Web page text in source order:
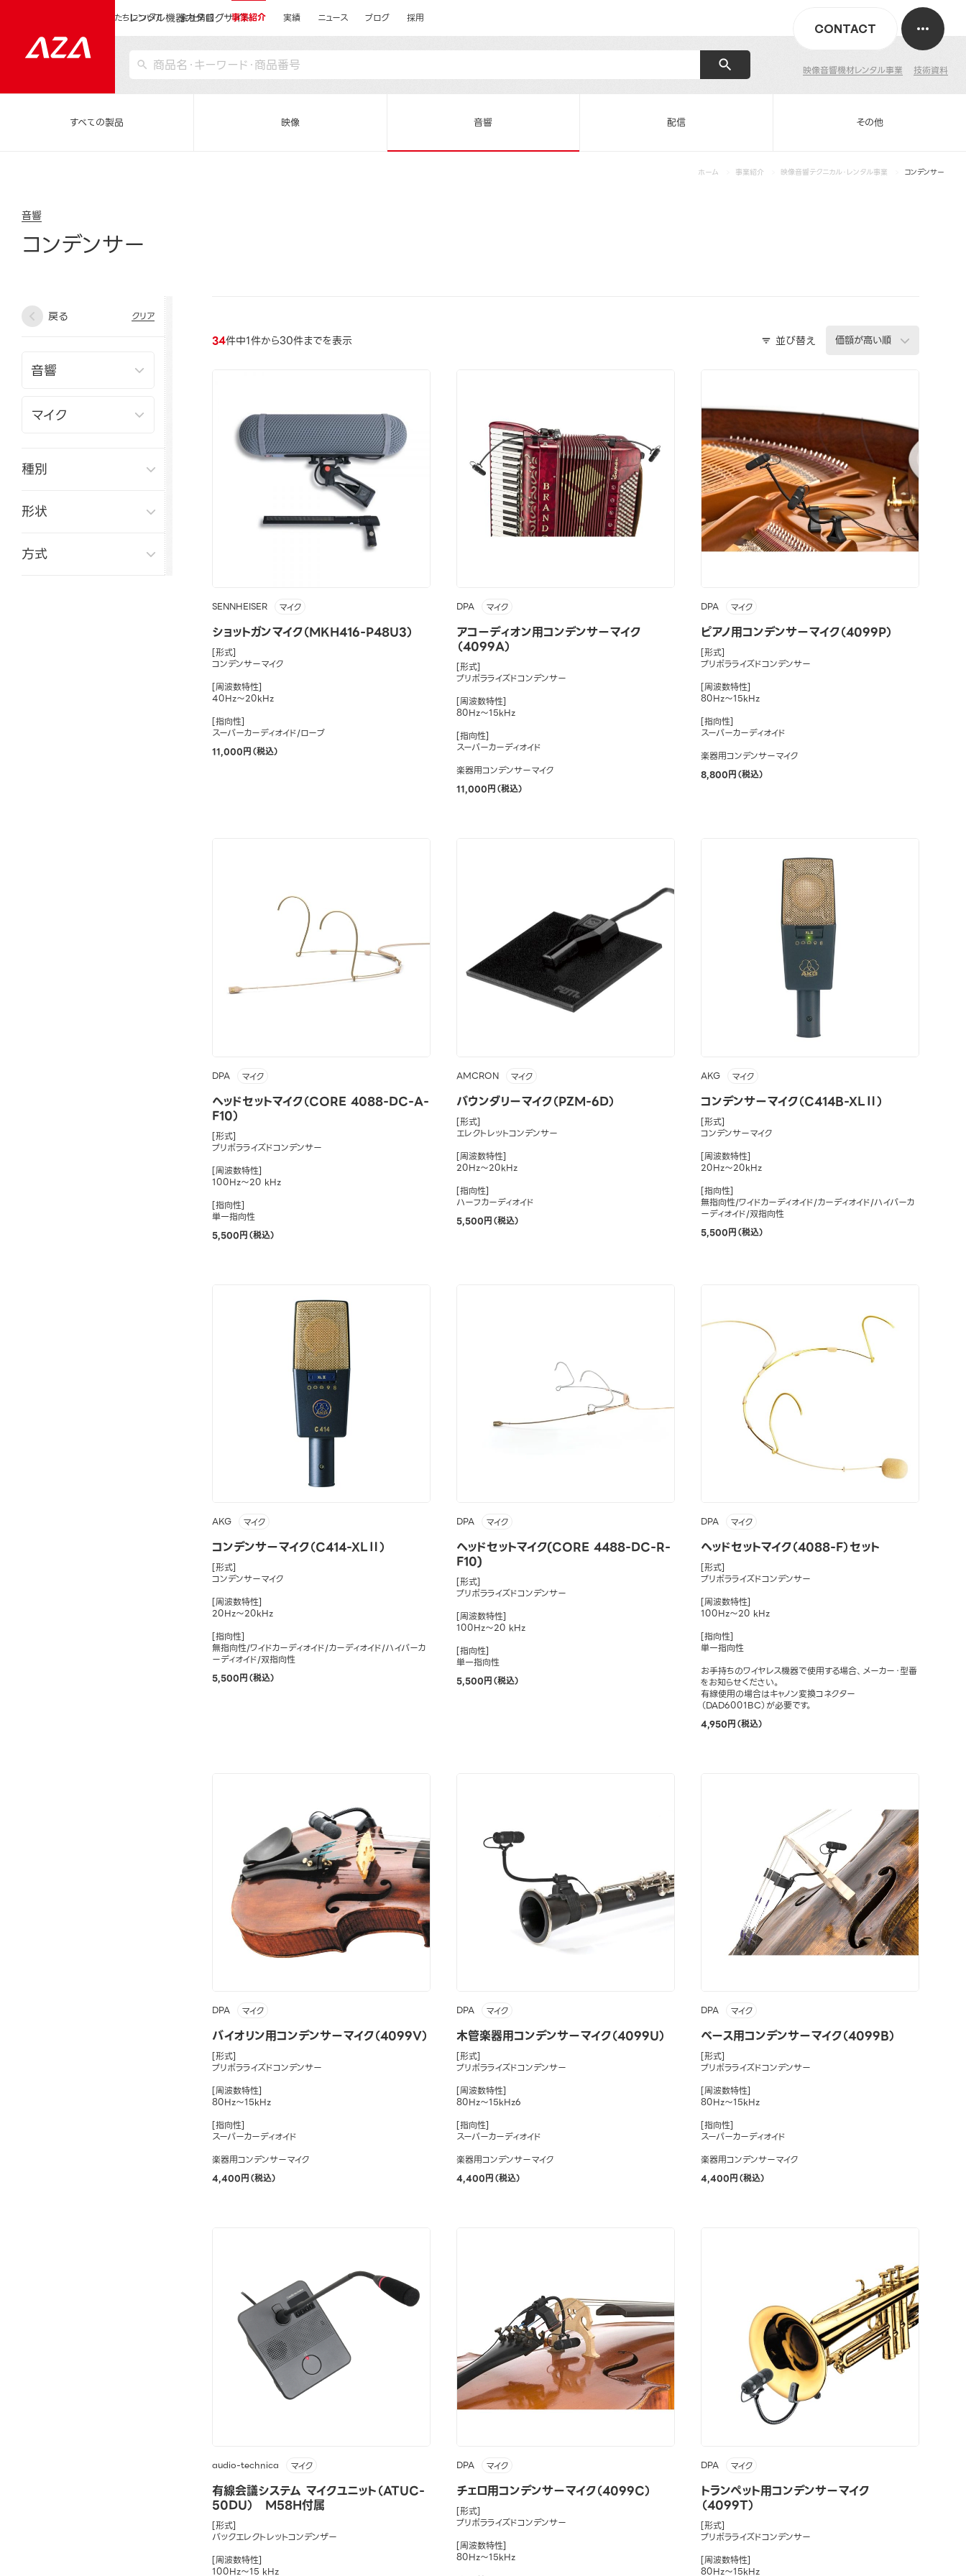
レンタル機器カタログサイト
映像音響機材レンタル事業 技術資料
CONTACT
私たちについて 会社情報 事業紹介 実績 ニュース ブログ 採用
すべての製品 映像 音響 配信 その他
ホーム 事業紹介 映像音響テクニカル・レンタル事業 コンデンサー
音響
コンデンサー
戻る クリア
種別
形状
方式
34件中1件から30件までを表示 並び替え
SENNHEISER マイク
ショットガンマイク（MKH416-P48U3）
[形式]
コンデンサーマイク
[周波数特性]
40Hz～20kHz
[指向性]
スーパーカーディオイド/ローブ
11,000円（税込）
DPA マイク
アコーディオン用コンデンサーマイク
（4099A）
[形式]
プリポラライズドコンデンサー
[周波数特性]
80Hz～15kHz
[指向性]
スーパーカーディオイド
楽器用コンデンサーマイク
11,000円（税込）
DPA マイク
ピアノ用コンデンサーマイク（4099P）
[形式]
プリポラライズドコンデンサー
[周波数特性]
80Hz～15kHz
[指向性]
スーパーカーディオイド
楽器用コンデンサーマイク
8,800円（税込）
DPA マイク
ヘッドセットマイク（CORE 4088-DC-A-
F10）
[形式]
プリポラライズドコンデンサー
[周波数特性]
100Hz～20 kHz
[指向性]
単一指向性
5,500円（税込）
AMCRON マイク
バウンダリーマイク（PZM-6D）
[形式]
エレクトレットコンデンサー
[周波数特性]
20Hz～20kHz
[指向性]
ハーフカーディオイド
5,500円（税込）
AKG マイク
コンデンサーマイク（C414B-XLⅡ）
[形式]
コンデンサーマイク
[周波数特性]
20Hz～20kHz
[指向性]
無指向性/ワイドカーディオイド/カーディオイド/ハイパーカ
ーディオイド/双指向性
5,500円（税込）
AKG マイク
コンデンサーマイク（C414-XLⅡ）
[形式]
コンデンサーマイク
[周波数特性]
20Hz～20kHz
[指向性]
無指向性/ワイドカーディオイド/カーディオイド/ハイパーカ
ーディオイド/双指向性
5,500円（税込）
DPA マイク
ヘッドセットマイク(CORE 4488-DC-R-
F10)
[形式]
プリポラライズドコンデンサー
[周波数特性]
100Hz～20 kHz
[指向性]
単一指向性
5,500円（税込）
DPA マイク
ヘッドセットマイク（4088-F）セット
[形式]
プリポラライズドコンデンサー
[周波数特性]
100Hz～20 kHz
[指向性]
単一指向性
お手持ちのワイヤレス機器で使用する場合、メーカー・型番
をお知らせください。
有線使用の場合はキャノン変換コネクター
（DAD6001BC）が必要です。
4,950円（税込）
DPA マイク
バイオリン用コンデンサーマイク（4099V）
[形式]
プリポラライズドコンデンサー
[周波数特性]
80Hz～15kHz
[指向性]
スーパーカーディオイド
楽器用コンデンサーマイク
4,400円（税込）
DPA マイク
木管楽器用コンデンサーマイク（4099U）
[形式]
プリポラライズドコンデンサー
[周波数特性]
80Hz～15kHz6
[指向性]
スーパーカーディオイド
楽器用コンデンサーマイク
4,400円（税込）
DPA マイク
ベース用コンデンサーマイク（4099B）
[形式]
プリポラライズドコンデンサー
[周波数特性]
80Hz～15kHz
[指向性]
スーパーカーディオイド
楽器用コンデンサーマイク
4,400円（税込）
audio-technica マイク
有線会議システム マイクユニット（ATUC-
50DU） M58H付属
[形式]
バックエレクトレットコンデンザー
[周波数特性]
100Hz～15 kHz
DPA マイク
チェロ用コンデンサーマイク（4099C）
[形式]
プリポラライズドコンデンサー
[周波数特性]
80Hz～15kHz
DPA マイク
トランペット用コンデンサーマイク
（4099T）
[形式]
プリポラライズドコンデンサー
[周波数特性]
80Hz～15kHz